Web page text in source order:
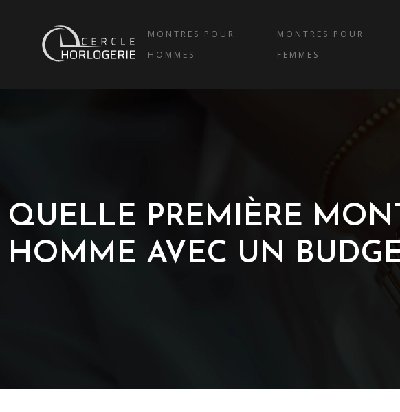
MONTRES POUR
HOMMES
MONTRES POUR
FEMMES
QUELLE PREMIÈRE
HOMME AVEC UN